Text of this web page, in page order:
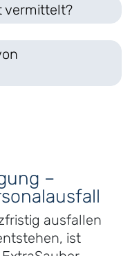
vermittelt?
–
ausfallen
ist